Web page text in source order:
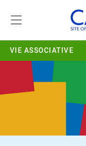
VIE ASSOCIATIVE